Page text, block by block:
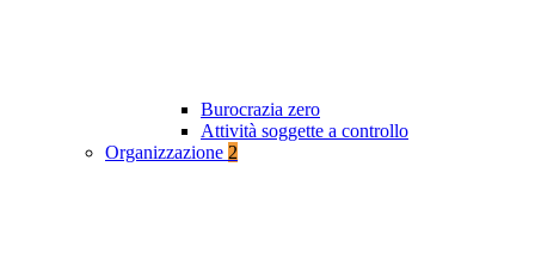
Burocrazia zero
Attività soggette a controllo
Organizzazione 2